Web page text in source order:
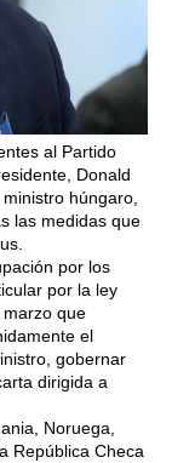
al Partido
Donald
húngaro,
las medidas que
por los
por la ley
que
el
gobernar
dirigida a
Noruega,
República Checa